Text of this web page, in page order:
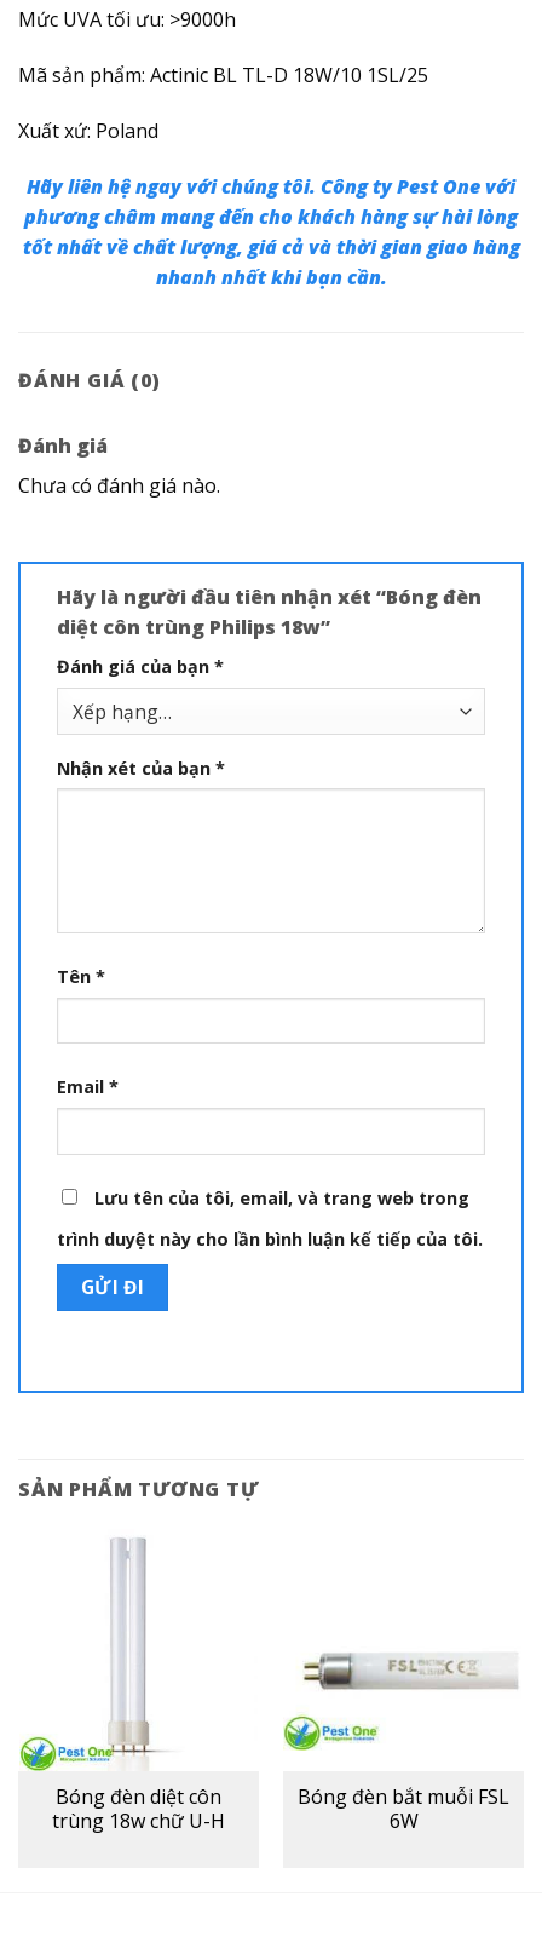
Mức UVA tối ưu: >9000h
Mã sản phẩm: Actinic BL TL-D 18W/10 1SL/25
Xuất xứ: Poland
Hãy liên hệ ngay với chúng tôi. Công ty Pest One với
phương châm mang đến cho khách hàng sự hài lòng
tốt nhất về chất lượng, giá cả và thời gian giao hàng
nhanh nhất khi bạn cần.
ĐÁNH GIÁ (0)
Đánh giá
Chưa có đánh giá nào.
Hãy là người đầu tiên nhận xét “Bóng đèn
diệt côn trùng Philips 18w”
Đánh giá của bạn *
Nhận xét của bạn *
Tên *
Email *
Lưu tên của tôi, email, và trang web trong
trình duyệt này cho lần bình luận kế tiếp của tôi.
SẢN PHẨM TƯƠNG TỰ
Bóng đèn diệt côn
trùng 18w chữ U-H
Bóng đèn bắt muỗi FSL
6W